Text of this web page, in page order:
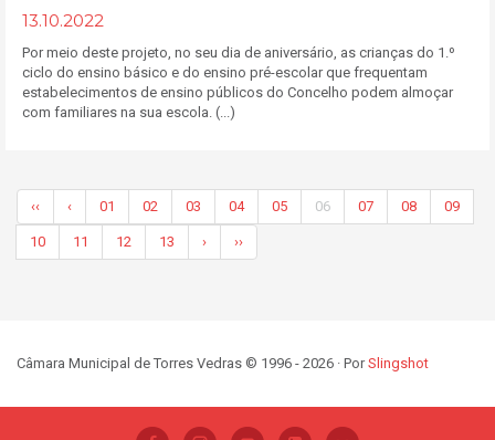
13.10.2022
Por meio deste projeto, no seu dia de aniversário, as crianças do 1.º
ciclo do ensino básico e do ensino pré-escolar que frequentam
estabelecimentos de ensino públicos do Concelho podem almoçar
com familiares na sua escola. (...)
‹‹ ‹ 01 02 03 04 05 06 07 08 09
10 11 12 13 › ››
Câmara Municipal de Torres Vedras © 1996 - 2026 · PorSlingshot